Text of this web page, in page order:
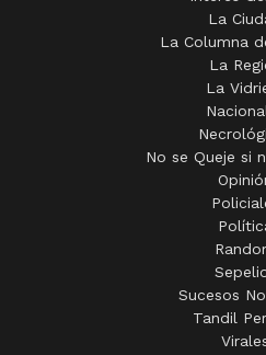
La
La Columna
La
La
No se Queje si
Sucesos
Tandil